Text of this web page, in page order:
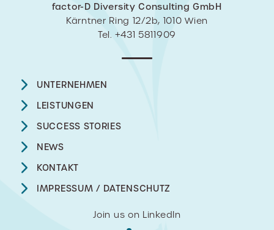
factor-D Diversity Consulting GmbH
Kärntner Ring 12/2b, 1010 Wien
Tel. +431 5811909
UNTERNEHMEN
LEISTUNGEN
SUCCESS STORIES
NEWS
KONTAKT
IMPRESSUM / DATENSCHUTZ
Join us on LinkedIn